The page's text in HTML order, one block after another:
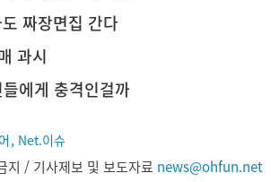
짜장면집 간다
과시
에게 충격인걸까
, Net.이슈
지 / 기사제보 및 보도자료 news@ohfun.net